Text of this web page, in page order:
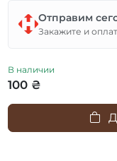
Отправим
Закажите и
В наличии
100 ₴